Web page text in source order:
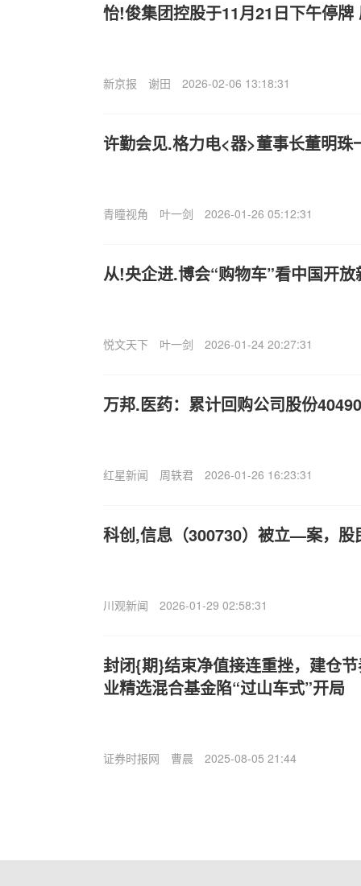
怡!俊集团控股于11月21日下午停牌
新京报 谢田 2026-02-06 13:18:31
许勤会见.格力电<器>董事长董明珠
青瞳视角 叶一剑 2026-01-26 05:12:31
从!央企进.博会“购物车”看中国开放
悦文天下 叶一剑 2026-01-24 20:27:31
万邦.医药：累计回购公司股份
红星新闻 周轶君 2026-01-26 16:23:31
科创,信息（300730）被立—案，股
川观新闻 2026-01-29 02:58:31
封闭{期}结束净值接连重挫，建仓
业精选混合基金陷“过山车式”开局
证券时报网 曹晨 2025-08-05 21:44